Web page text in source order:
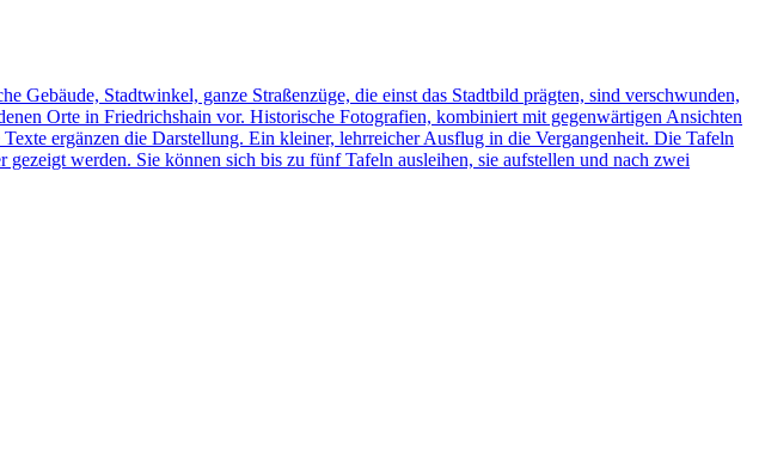
Stadtwinkel, ganze Straßenzüge, die einst das Stadtbild prägten, sind verschwunden,
Orte in Friedrichshain vor. Historische Fotografien, kombiniert mit gegenwärtigen Ansichten
ergänzen die Darstellung. Ein kleiner, lehrreicher Ausflug in die Vergangenheit. Die Tafeln
werden. Sie können sich bis zu fünf Tafeln ausleihen, sie aufstellen und nach zwei